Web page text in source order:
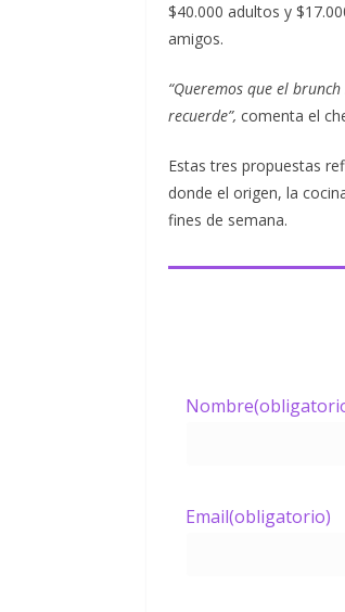
$40.000 adultos y
amigos.
“Queremos que el
recuerde”, comenta el
Estas tres propuestas
donde el origen, la
fines de semana.
Nombre
Email(obligatorio)